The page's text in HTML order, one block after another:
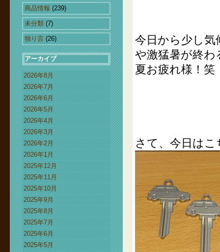
商品情報 (239)
未分類 (7)
独り言 (26)
アーカイブ
2026年8月
2026年7月
2026年6月
2026年5月
2026年4月
2026年3月
2026年2月
2026年1月
2025年12月
2025年11月
2025年10月
2025年9月
2025年8月
2025年7月
2025年6月
2025年5月
今日から少し
や激猛暑が終
夏お疲れ様！笑
さて、今日はこ